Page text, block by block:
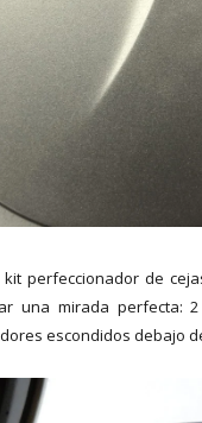
perfeccionador de
una mirada perfecta:
escondidos debajo